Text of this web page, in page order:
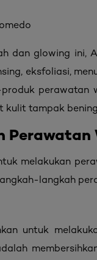
dan glowing ini,
eksfoliasi,
perawatan
kulit tampak
melakukan
langkah
untuk